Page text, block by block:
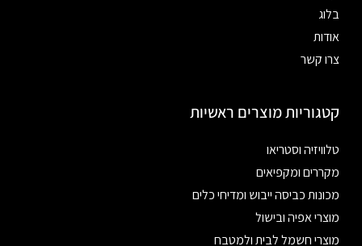
בלוג
אודות
צרו קשר
קטגוריות מוצרים ראשיות
טלוויזיה וסטריאו
מקררים ומקפיאים
מכונות כביסה ייבוש ומדיחי כלים
מוצרי אפיה ובישול
מוצרי חשמל לבית ולמטבח